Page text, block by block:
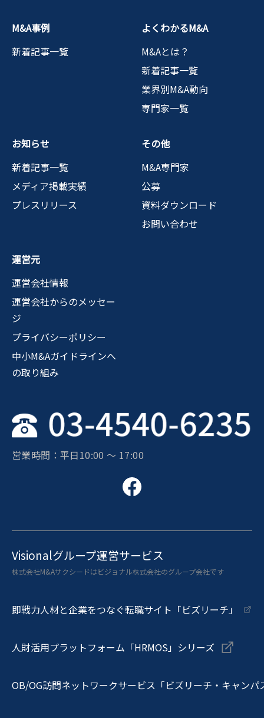
M&A事例
新着記事一覧
よくわかるM&A
M&Aとは？
新着記事一覧
業界別M&A動向
専門家一覧
お知らせ
新着記事一覧
メディア掲載実績
プレスリリース
その他
M&A専門家
公募
資料ダウンロード
お問い合わせ
運営元
運営会社情報
運営会社からのメッセー
ジ
プライバシーポリシー
中小M&Aガイドラインへ
の取り組み
営業時間：平日10:00 〜 17:00
Visionalグループ運営サービス
株式会社M&Aサクシードはビジョナル株式会社のグループ会社です
即戦力人材と企業をつなぐ転職サイト「ビズリーチ」
人財活用プラットフォーム「HRMOS」シリーズ
OB/OG訪問ネットワークサービス「ビズリーチ・キャンパ